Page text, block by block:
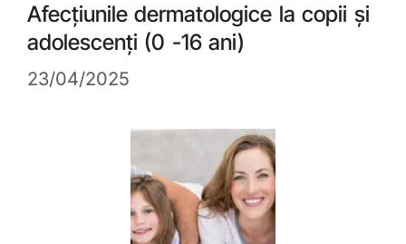
Afecțiunile dermatologice la copii și
adolescenți (0 -16 ani)
23/04/2025